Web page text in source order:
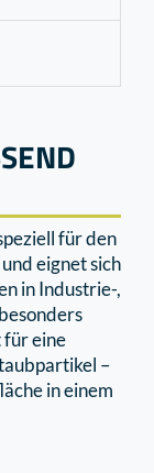
für den
eignet sich
in Industrie-,
eine
–
in einem